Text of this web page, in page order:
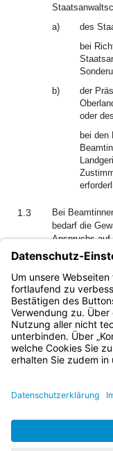
a)
des
bei
b)
der
oder
bei den
1.3
Bei
bedarf die
Anspruchs auf
Zustimmung
1.4
§ 53 der
(JAPO) bleibt
Bayern.de
BayernPortal
Impressum